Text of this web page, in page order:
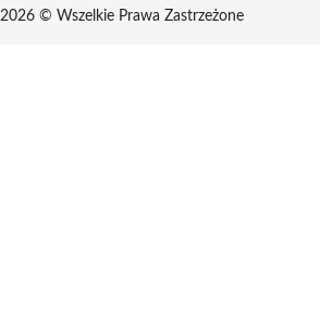
© Wszelkie Prawa Zastrzeżone